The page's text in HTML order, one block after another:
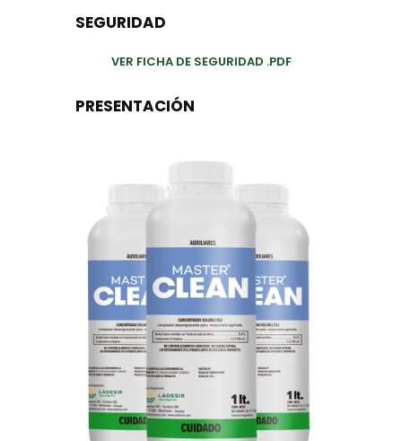
SEGURIDAD
VER FICHA DE SEGURIDAD .PDF
PRESENTACIÓN